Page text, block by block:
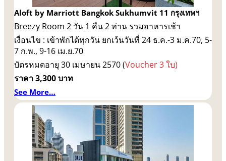
Aloft by Marriott Bangkok Sukhumvit 11 กรุงเทพฯ
Breezy Room 2 วัน 1 คืน 2 ท่าน รวมอาหารเช้า
เงื่อนไข : เข้าพักได้ทุกวัน ยกเว้นวันที่ 24 ธ.ค.-3 ม.ค.70, 5-
7 ก.พ., 9-16 เม.ย.70
บัตรหมดอายุ 30 เมษายน 2570 (Voucher 3 ใบ)
ราคา 3,300 บาท
See More…